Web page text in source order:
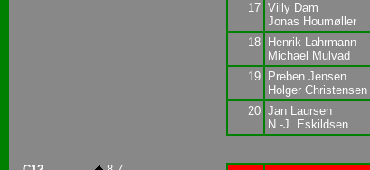
17 Villy Dam
Jonas Houmøller
18
Henrik Lahrmann
Michael Mulvad
19
Preben Jensen
Holger Christensen
20 Jan Laursen
N.-J. Eskildsen